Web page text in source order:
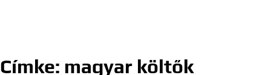
Címke: magyar költők